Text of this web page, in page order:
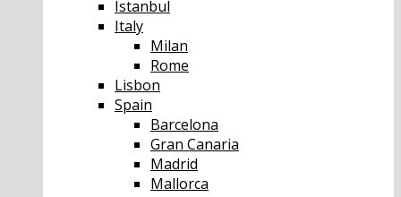
Istanbul
Italy
Milan
Rome
Lisbon
Spain
Barcelona
Gran Canaria
Madrid
Mallorca